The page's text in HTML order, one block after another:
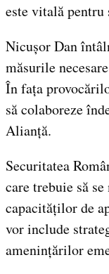
este vitală
Nicușor Dan
măsurile
În fața
să colaboreze
Alianță.
Securitatea
care trebuie să
capacităților de
vor include
amenințărilor